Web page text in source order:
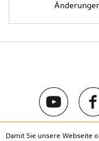
Copyright © 2020
Damit Sie unsere Webseite